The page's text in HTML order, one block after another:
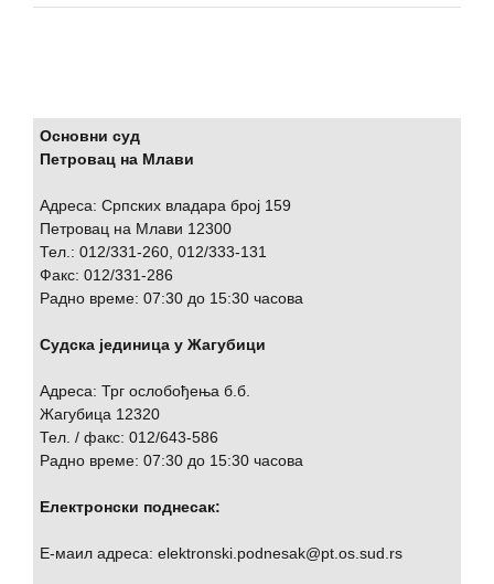
ЗАКЉУЧАК
164/14,
Основни суд
Петровац на Млави
Адреса: Српских владара број 159
Петровац на Млави 12300
Тел.: 012/331-260, 012/333-131
Факс: 012/331-286
Радно време: 07:30 до 15:30 часова
Судска јединица у Жагубици
Адреса: Трг ослобођења б.б.
Жагубица 12320
Тел. / факс: 012/643-586
Радно време: 07:30 до 15:30 часова
Електронски поднесак:
Е-маил адреса: elektronski.podnesak@pt.os.sud.rs